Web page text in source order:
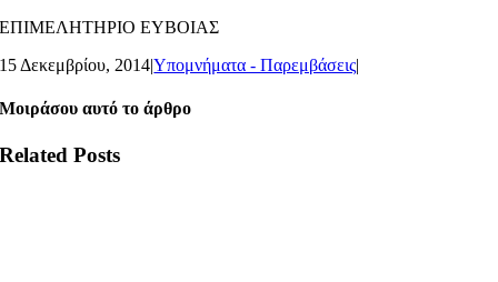
ΕΠΙΜΕΛΗΤΗΡΙΟ ΕΥΒΟΙΑΣ
15 Δεκεμβρίου, 2014|Υπομνήματα - Παρεμβάσεις|
Μοιράσου αυτό το άρθρο
Related Posts